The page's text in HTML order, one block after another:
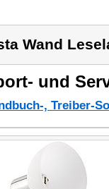
Wand
und
, Treiber-